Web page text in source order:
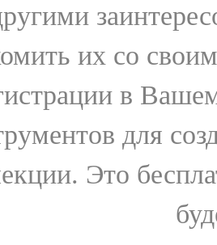
их со
в
для
Это